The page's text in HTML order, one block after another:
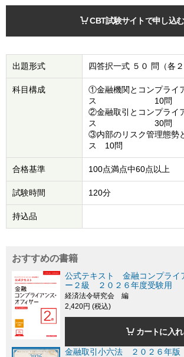
CBT試験サイトで申し込む
出題形式 四答択一式 ５０ 問（各２
科目構成
①金融機関とコンプライ
ス 10問
②金融取引とコンプライ
ス 30問
③内部のリスク管理態勢
ス 10問
合格基準 100点満点中60点以上
試験時間 120分
持込品
おすすめの書籍
公式テキスト 金融コンプライ
ー２級 ２０２６年度受験用
経済法令研究会 編
2,420円 (税込)
カートに入れ
金融取引小六法 ２０２６年版